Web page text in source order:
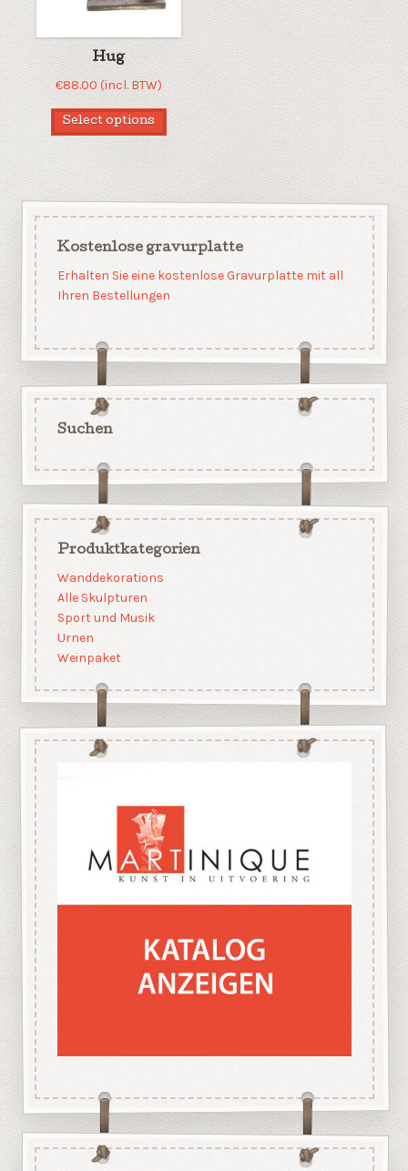
Hug
€88.00 (incl. BTW)
Select options
Kostenlose gravurplatte
Erhalten Sie eine kostenlose Gravurplatte mit all
Ihren Bestellungen
Suchen
Produktkategorien
Wanddekorations
Alle Skulpturen
Sport und Musik
Urnen
Weinpaket